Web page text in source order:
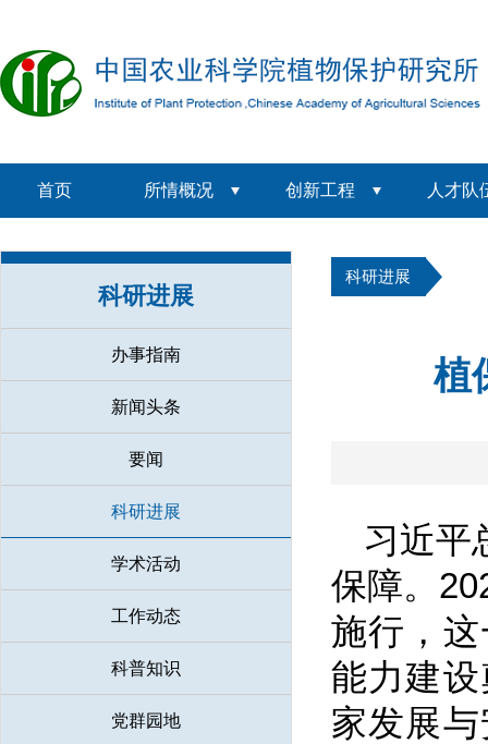
首页 所情概况 创新工程 人才队
科研进展
办事指南
新闻头条
要闻
科研进展
学术活动
工作动态
科普知识
党群园地
科研进展
植
习近平
保障。
施行，
能力建
家发展